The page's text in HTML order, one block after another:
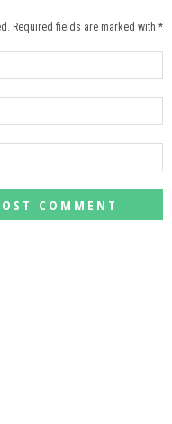
Required fields are marked with *